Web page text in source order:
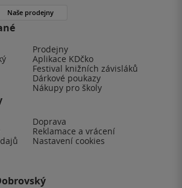
Prodejny
Aplikace KDčko
Festival knižních závisláků
Dárkové poukazy
Nákupy pro školy
Doprava
Reklamace a vrácení
Nastavení cookies
Naše prodejny